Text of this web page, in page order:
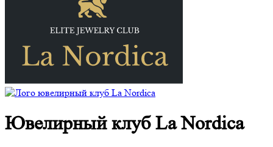
Ювелирный клуб La Nordica